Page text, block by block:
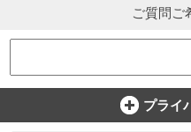
ご質問ご
プライ